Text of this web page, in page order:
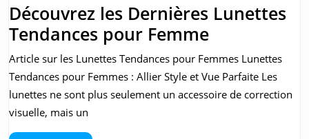
Découvrez les Dernières Lunettes
Tendances pour FemmeDécouvrez
les
Dernières
Lunettes
Article sur les Lunettes Tendances pour Femmes Lunettes
Tendances pour Femmes : Allier Style et Vue Parfaite Les
lunettes ne sont plus seulement un accessoire de correction
visuelle, mais un